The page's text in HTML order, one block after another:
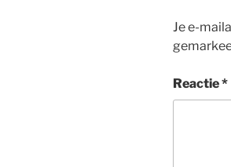
k
Je e-
Reactie*